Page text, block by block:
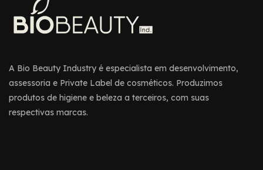
A Bio Beauty Industry é especialista em desenvolvimento,
assessoria e Private Label de cosméticos. Produzimos
produtos de higiene e beleza a terceiros, com suas
respectivas marcas.